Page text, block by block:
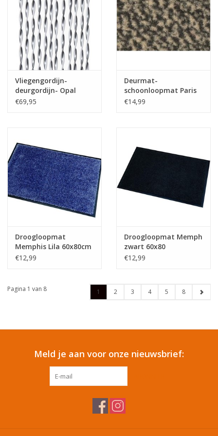
Vliegengordijn-
deurgordijn- Opal
100x240 cm zilver/wit
€69,95
Deurmat-
schoonloopmat Paris
60x80cm beige zwart
€14,99
Droogloopmat
Memphis Lila 60x80cm
€12,99
Droogloopmat Memph
zwart 60x80
€12,99
Pagina 1 van 8 1 2 3 4 5 8
Meld je aan voor onze nieuwsbrief: